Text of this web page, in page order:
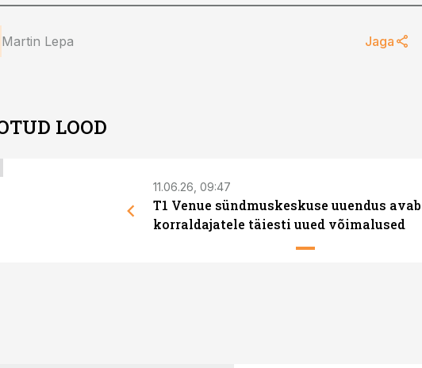
Martin Lepa Jaga
LOOD
11.06.26, 09:47
T1 Venue sündmuskeskuse uuendus avab
korraldajatele täiesti uued võimalused